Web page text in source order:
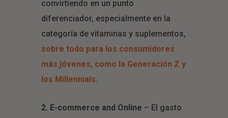
convirtiendo en un punto
diferenciador, especialmente en la
categoría de vitaminas y suplementos,
sobre todo para los consumidores
más jóvenes, como la Generación Z y
los Millennials.
2. E-commerce and Online – El gasto